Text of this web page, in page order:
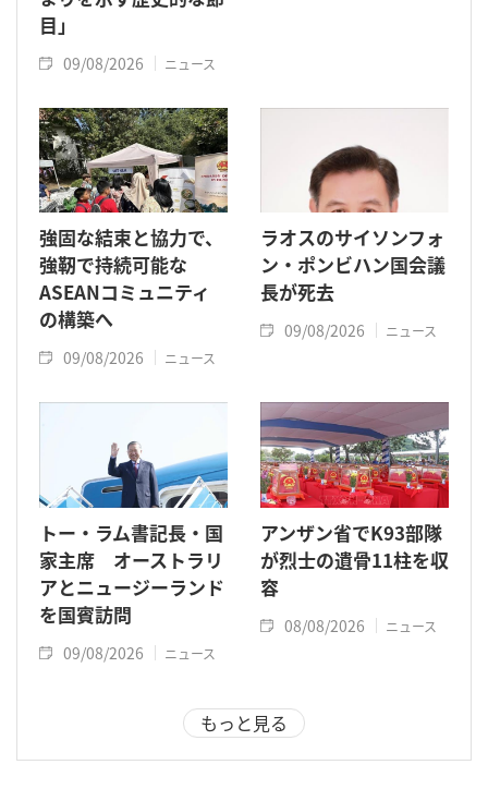
目」
09/08/2026 ニュース
強固な結束と協力で、
強靭で持続可能な
ASEANコミュニティ
の構築へ
09/08/2026 ニュース
ラオスのサイソンフォ
ン・ポンビハン国会議
長が死去
09/08/2026 ニュース
トー・ラム書記長・国
家主席 オーストラリ
アとニュージーランド
を国賓訪問
09/08/2026 ニュース
アンザン省でK93部隊
が烈士の遺骨11柱を収
容
08/08/2026 ニュース
もっと見る